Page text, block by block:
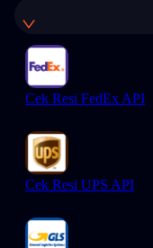
Cek Resi FedEx API
Cek Resi UPS API